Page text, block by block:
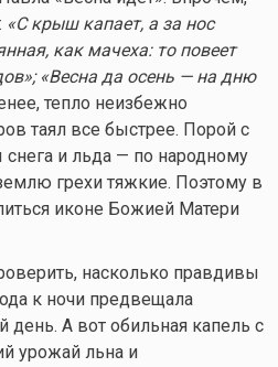
«С крыш капает, а за нос
как мачеха: то повеет
«Весна да осень — на дню
тепло неизбежно
таял все быстрее. Порой с
и льда — по народному
грехи тяжкие. Поэтому в
иконе Божией Матери
насколько правдивы
к ночи предвещала
А вот обильная капель с
урожай льна и